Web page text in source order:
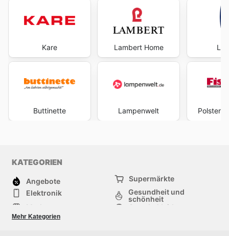
Kare
Buttinette
Lambert Home
Lampenwelt
KATEGORIEN
Angebote
Supermärkte
Elektronik
Gesundheit und
schönheit
Mode
Sportbekleidung
Baumarkt
Mehr Kategorien